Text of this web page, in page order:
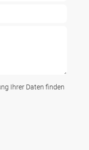
Ihrer Daten finden